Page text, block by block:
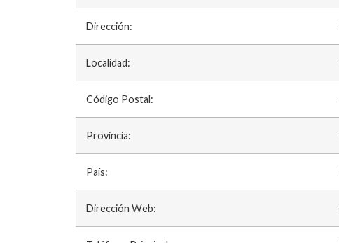
Dirección:
Localidad:
Código Postal:
Provincia:
País:
Dirección Web: